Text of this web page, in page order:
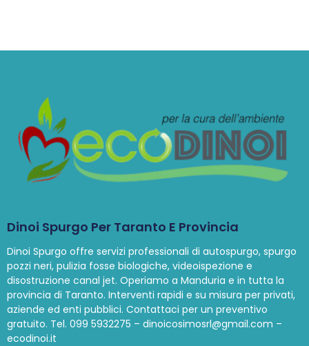
Dinoi Spurgo Per Taranto E Provincia
Dinoi Spurgo offre servizi professionali di autospurgo, spurgo
pozzi neri, pulizia fosse biologiche, videoispezione e
disostruzione canal jet. Operiamo a Manduria e in tutta la
provincia di Taranto. Interventi rapidi e su misura per privati,
aziende ed enti pubblici. Contattaci per un preventivo
gratuito. Tel. 099 5932275 – dinoicosimosrl@gmail.com –
ecodinoi.it